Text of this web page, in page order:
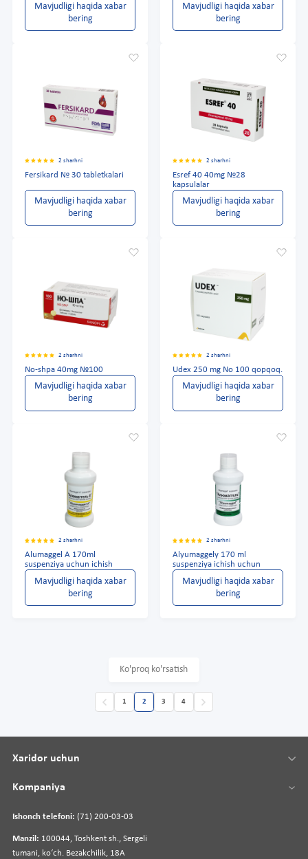
Mavjudligi haqida xabar
bering
Mavjudligi haqida xabar
bering
2 sharhni
Fersikard № 30 tabletkalari
Mavjudligi haqida xabar
bering
2 sharhni
Esref 40 40mg №28
kapsulalar
Mavjudligi haqida xabar
bering
2 sharhni
No-shpa 40mg №100
Mavjudligi haqida xabar
bering
2 sharhni
Udex 250 mg No 100 qopqoq.
Mavjudligi haqida xabar
bering
2 sharhni
Alumaggel A 170ml
suspenziya uchun ichish
Mavjudligi haqida xabar
bering
2 sharhni
Alyumaggely 170 ml
suspenziya ichish uchun
Mavjudligi haqida xabar
bering
Ko'proq ko'rsatish
1 2 3 4
Ishonch telefoni: (71) 200-03-03
Manzil: 100044, Toshkent sh., Sergeli
tumani, koʻch. Bezakchilik, 18A
Xaridor uchun
Kompaniya